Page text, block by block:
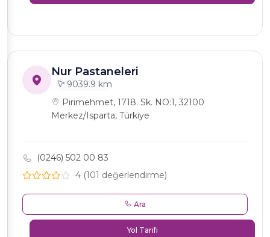
Nur Pastaneleri
9039.9 km
Pirimehmet, 1718. Sk. NO:1, 32100
Merkez/Isparta, Türkiye
(0246) 502 00 83
4 (101 değerlendirme)
Ara
Yol Tarifi